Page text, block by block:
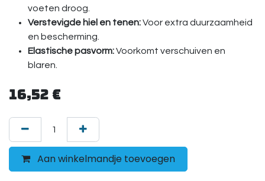
voeten droog.
Verstevigde hiel en tenen:Voor extra duurzaamheid
en bescherming.
Elastische pasvorm:Voorkomt verschuiven en
blaren.
16,52 €
Aan winkelmandje toevoegen